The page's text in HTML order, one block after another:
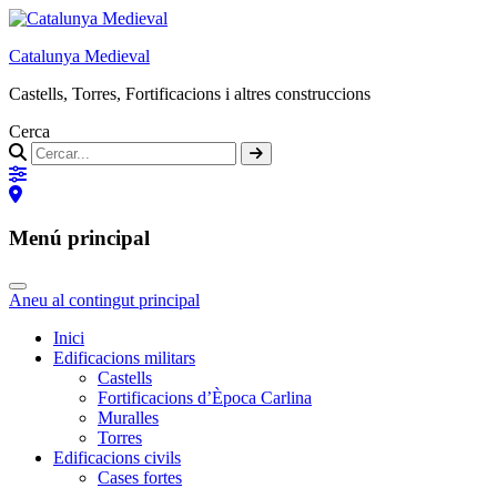
Catalunya Medieval
Castells, Torres, Fortificacions i altres construccions
Cerca
Menú principal
Aneu al contingut principal
Inici
Edificacions militars
Castells
Fortificacions d’Època Carlina
Muralles
Torres
Edificacions civils
Cases fortes